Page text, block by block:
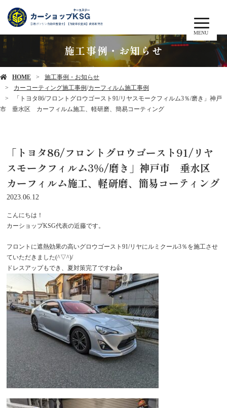
MENU
施工事例・お知らせ
HOME
施工事例・お知らせ
カーコーティング施工事例/カーフィルム施工事例
「トヨタ86/フロントグロウゴースト91/リヤスモークフィルム3％/磨き」神戸
市 垂水区 カーフィルム施工、軽研磨、簡易コーティング
「トヨタ86/フロントグロウゴースト91/リヤ
スモークフィルム3％/磨き」神戸市 垂水区
カーフィルム施工、軽研磨、簡易コーティング
2023.06.12
こんにちは！
カーショップKSG代表の近藤です。
フロントに遮熱効果の高いグロウゴースト91/リヤにルミクール3％を施工させ
ていただきました(^▽^)/
ドレスアップもでき、夏対策完了ですね👍